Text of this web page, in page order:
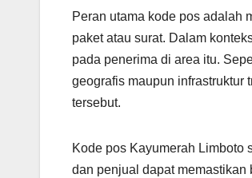
Peran utama kode pos adalah
paket atau surat. Dalam
pada penerima di area itu.
geografis maupun infrastruktur
tersebut.
Kode pos Kayumerah Limboto
dan penjual dapat memastikan